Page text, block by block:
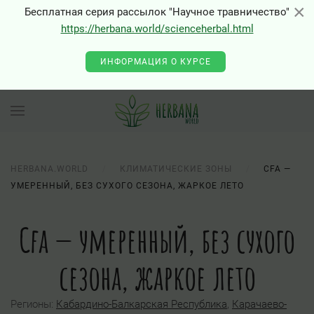
×
Бесплатная серия рассылок "Научное травничество"
https://herbana.world/scienceherbal.html
ИНФОРМАЦИЯ О КУРСЕ
HERBANA.WORLD КЛИМАТИЧЕСКИЕ ЗОНЫ
CFA —
УМЕРЕННЫЙ, БЕЗ СУХОГО СЕЗОНА, ЖАРКОЕ ЛЕТО
Cfa — умеренный, без сухого
сезона, жаркое лето
Регионы: Кабардино-Балкарская Республика, Карачаево-
×
0 - Class "Joomla\Input\Json" not found